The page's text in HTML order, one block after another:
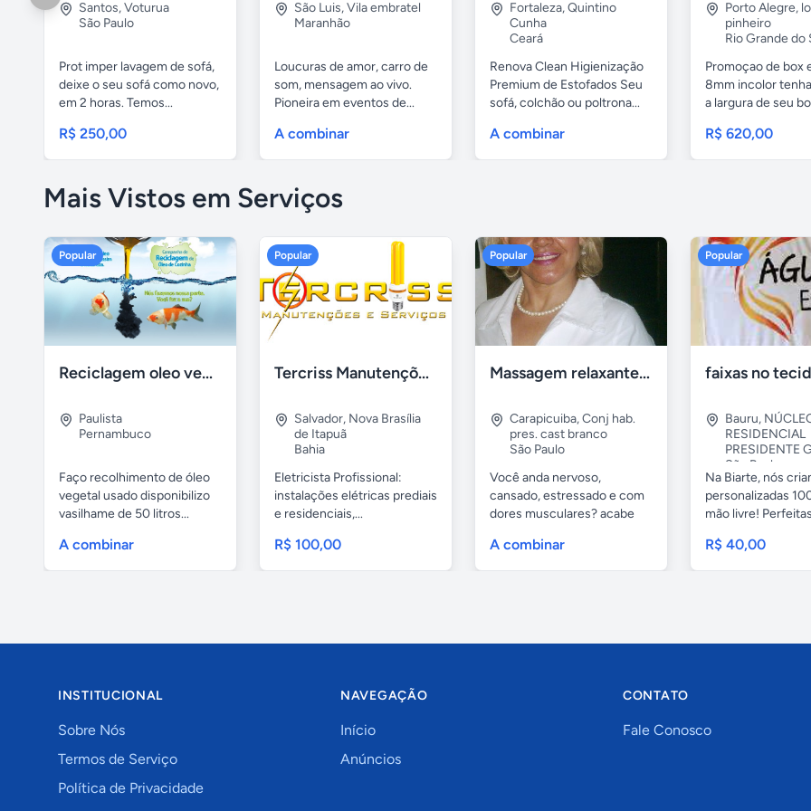
Santos,Voturua
São Paulo
Prot imper lavagem de sofá,
deixe o seu sofá como novo,
em 2 horas. Temos...
R$ 250,00
São Luis,Vila embratel
Maranhão
Loucuras de amor, carro de
som, mensagem ao vivo.
Pioneira em eventos de...
A combinar
Fortaleza,Quintino
Cunha
Ceará
Renova Clean Higienização
Premium de Estofados Seu
sofá, colchão ou poltrona...
A combinar
Porto Alegre,
pinheiro
Rio Grande do
Promoçao de box
8mm incolor
a largura de seu
R$ 620,00
Mais Vistos em Serviços
Popular
Reciclagem oleo vegetal
Paulista
Pernambuco
Faço recolhimento de óleo
vegetal usado disponibilizo
vasilhame de 50 litros...
A combinar
Popular
Tercriss Manutenções e Serviços
Salvador, Nova Brasília
de Itapuã
Bahia
Eletricista Profissional:
instalações elétricas prediais
e residenciais,...
R$ 100,00
Popular
Massagem relaxante- terapeutica e depilação
Carapicuiba,Conj hab.
pres. cast branco
São Paulo
Você anda nervoso,
cansado, estressado e com
dores musculares? acabe
A combinar
Popular
Bauru,
RESIDENCIAL
PRESIDENTE
São Paulo
Na Biarte, nós
personalizadas
mão livre!
R$ 40,00
INSTITUCIONAL
Sobre Nós
Termos de Serviço
Política de Privacidade
NAVEGAÇÃO
Início
Anúncios
CONTATO
Fale Conosco